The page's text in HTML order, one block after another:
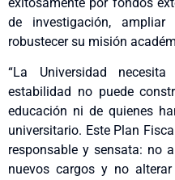
de investigación,
robustecer su misión
“La Universidad
estabilidad no puede
educación ni de quienes
universitario. Este Plan
responsable y sensata: no
nuevos cargos y no